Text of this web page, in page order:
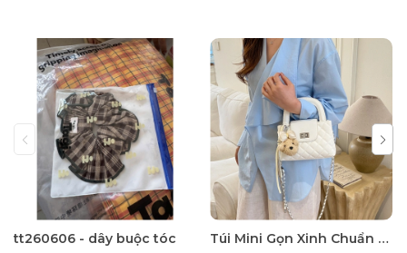
tt260606 - dây buộc tóc Túi Mini Gọn Xinh Chuẩn Gu - tt260518